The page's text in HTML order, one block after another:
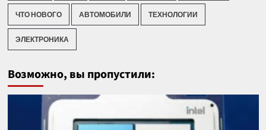
ЧТО НОВОГО АВТОМОБИЛИ ТЕХНОЛОГИИ
ЭЛЕКТРОНИКА
Возможно, вы пропустили: